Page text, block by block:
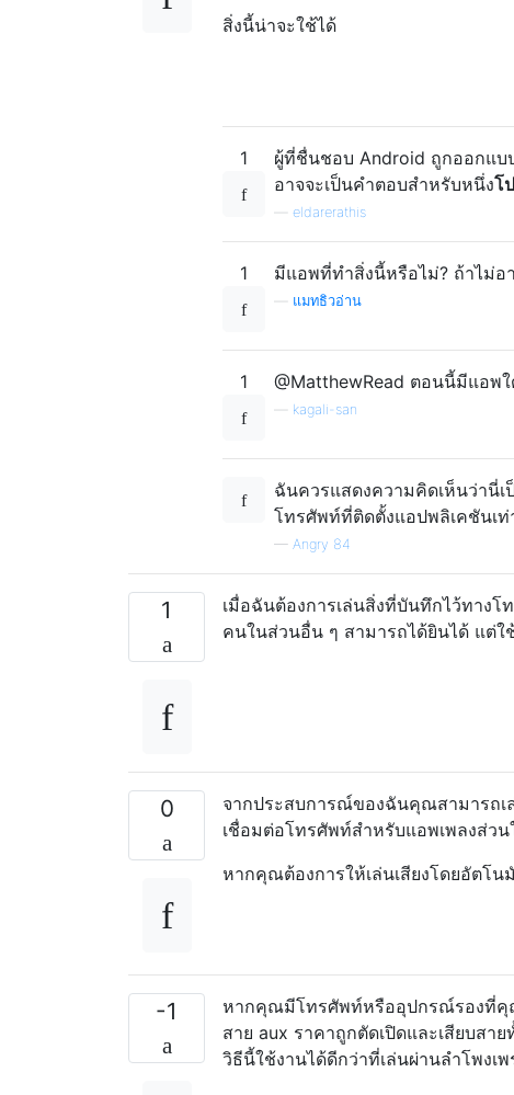
สิ่งนี้น่าจะใช้ได้
1
ผู้ที่ชื่นชอบ Android ถูกออกแบ
อาจจะเป็นคำตอบสำหรับหนึ่งโ
eldarerathis
1 มีแอพที่ทำสิ่งนี้หรือไม่? ถ้าไม่อ
แมทธิวอ่าน
1 @MatthewRead ตอนนี้มีแอพ
kagali-san
ฉันควรแสดงความคิดเห็นว่านี่เ
โทรศัพท์ที่ติดตั้งแอปพลิเคชันเ
— Angry 84
1
เมื่อฉันต้องการเล่นสิ่งที่บันทึกไว้ทาง
คนในส่วนอื่น ๆ สามารถได้ยินได้ แต่ใ
0
จากประสบการณ์ของฉันคุณสามารถเ
เชื่อมต่อโทรศัพท์สำหรับแอพเพลงส่
หากคุณต้องการให้เล่นเสียงโดยอัตโ
-1
หากคุณมีโทรศัพท์หรืออุปกรณ์รองที่คุ
สาย aux ราคาถูกตัดเปิดและเสียบส
วิธีนี้ใช้งานได้ดีกว่าที่เล่นผ่านลำโพง